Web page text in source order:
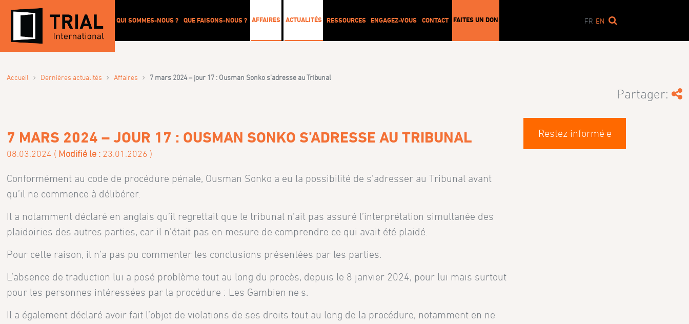
QUI SOMMES-NOUS ? QUE FAISONS-NOUS ? AFFAIRES ACTUALITÉS RESSOURCES ENGAGEZ-VOUS CONTACT FAITES UN DON FR EN
Accueil › Dernières actualités › Affaires › 7 mars 2024 – jour 17 : Ousman Sonko s’adresse au Tribunal
Partager:
7 MARS 2024 – JOUR 17 : OUSMAN SONKO S’ADRESSE AU TRIBUNAL
08.03.2024 ( Modifié le : 23.01.2026 )
Conformément au code de procédure pénale, Ousman Sonko a eu la possibilité de s’adresser au Tribunal avant
qu’il ne commence à délibérer.
Il a notamment déclaré en anglais qu’il regrettait que le tribunal n’ait pas assuré l’interprétation simultanée des
plaidoiries des autres parties, car il n’était pas en mesure de comprendre ce qui avait été plaidé.
Pour cette raison, il n’a pas pu commenter les conclusions présentées par les parties.
L’absence de traduction lui a posé problème tout au long du procès, depuis le 8 janvier 2024, pour lui mais surtout
pour les personnes intéressées par la procédure : Les Gambien·ne·s.
Il a également déclaré avoir fait l’objet de violations de ses droits tout au long de la procédure, notamment en ne
Restez informé·e